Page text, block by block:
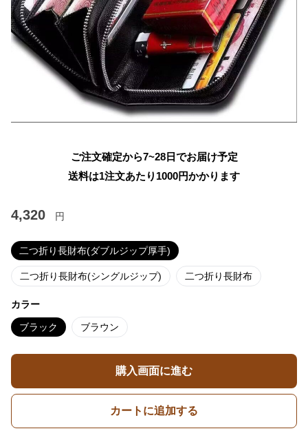
ご注文確定から7~28日でお届け予定
送料は1注文あたり 1000円かかります
4,320 円
二つ折り長財布(ダブルジップ厚手)
二つ折り長財布(シングルジップ) 二つ折り長財布
カラー
ブラック ブラウン
購入画面に進む
カートに追加する